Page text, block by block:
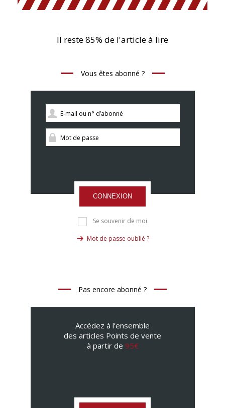
Il reste 85% de l'article à lire
Vous êtes abonné ?
CONNEXION
Se souvenir de moi
Mot de passe oublié ?
Pas encore abonné ?
Accédez à l’ensemble
des articles Points de vente
à partir de 95€